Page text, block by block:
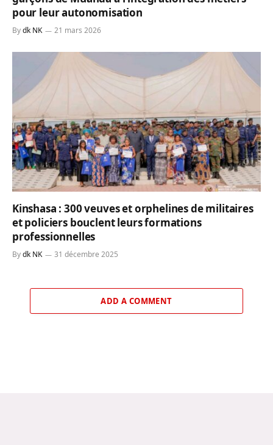
pour leur autonomisation
Bydk NK 21 mars 2026
Kinshasa : 300 veuves et orphelines de militaires
et policiers bouclent leurs formations
professionnelles
Bydk NK 31 décembre 2025
ADD A COMMENT